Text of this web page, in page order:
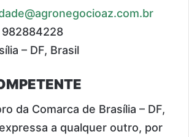
982884228
– DF, Brasil
da Comarca de Brasília – DF,
a qualquer outro, por